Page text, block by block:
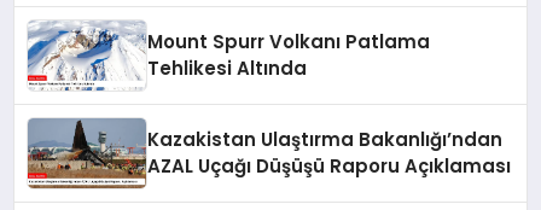
Mount Spurr Volkanı Patlama
Tehlikesi Altında
Kazakistan Ulaştırma Bakanlığı’ndan
AZAL Uçağı Düşüşü Raporu Açıklaması